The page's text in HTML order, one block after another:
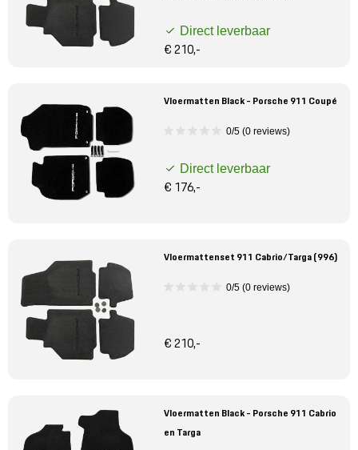
Direct leverbaar
€ 210,-
Vloermatten Black - Porsche 911 Coupé
0/5 (0 reviews)
Direct leverbaar
€ 176,-
Vloermattenset 911 Cabrio/Targa (996)
0/5 (0 reviews)
€ 210,-
Vloermatten Black - Porsche 911 Cabrio
en Targa